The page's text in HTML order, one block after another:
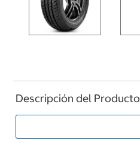
Descripción del Producto